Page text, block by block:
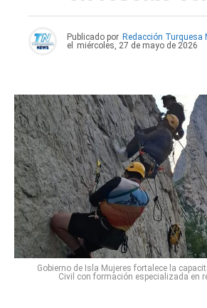
Publicado por Redacción Turquesa
el
miércoles, 27 de mayo de 2026
Gobierno de Isla Mujeres fortalece la
Civil con formación especializada en